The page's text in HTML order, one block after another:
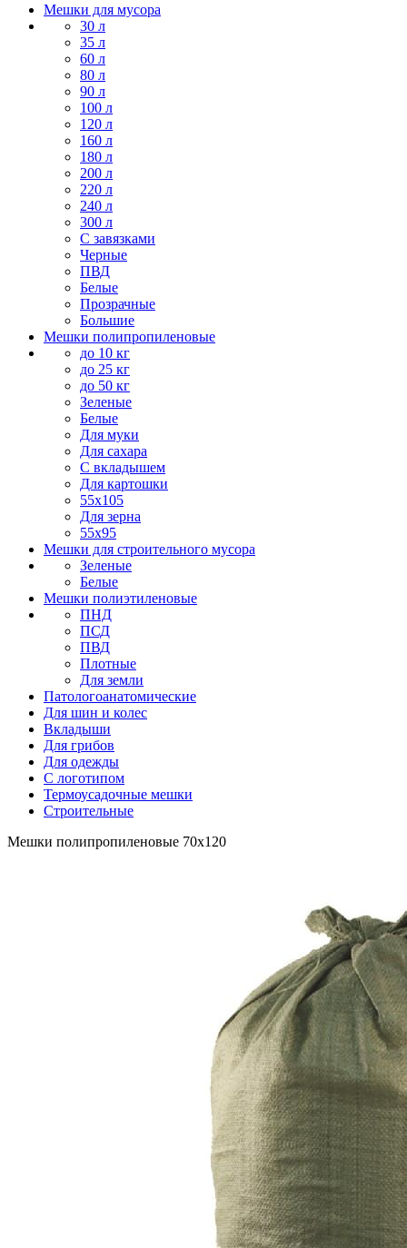
Мешки для мусора
30 л
35 л
60 л
80 л
90 л
100 л
120 л
160 л
180 л
200 л
220 л
240 л
300 л
С завязками
Черные
ПВД
Белые
Прозрачные
Большие
Мешки полипропиленовые
до 10 кг
до 25 кг
до 50 кг
Зеленые
Белые
Для муки
Для сахара
С вкладышем
Для картошки
55х105
Для зерна
55х95
Мешки для строительного мусора
Зеленые
Белые
Мешки полиэтиленовые
ПНД
ПСД
ПВД
Плотные
Для земли
Патологоанатомические
Для шин и колес
Вкладыши
Для грибов
Для одежды
С логотипом
Термоусадочные мешки
Строительные
Мешки полипропиленовые 70x120